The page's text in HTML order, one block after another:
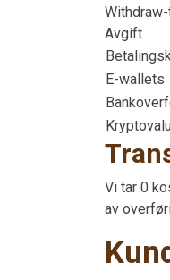
Avgift
E-wallets
Vi tar 0
av